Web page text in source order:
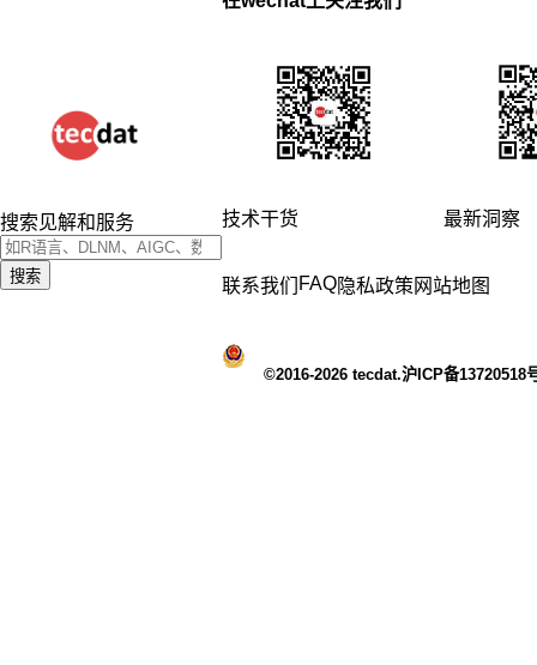
搜索见解和服务
搜索
技术干货 最新洞察
联系我们 FAQ隐私政策 网站地图
©2016-2026 tecdat.沪ICP备13720518